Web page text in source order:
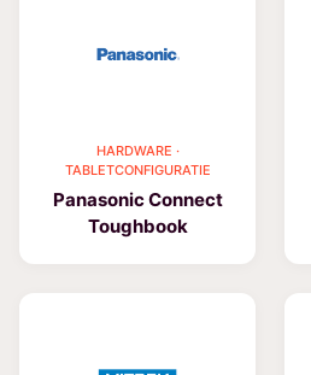
HARDWARE ·
TABLETCONFIGURATIE
Panasonic Connect
Toughbook